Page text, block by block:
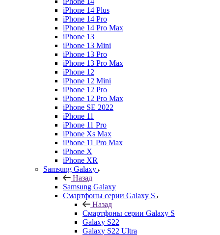
iPhone 14 Plus
iPhone 14 Pro
iPhone 14 Pro Max
iPhone 13
iPhone 13 Mini
iPhone 13 Pro
iPhone 13 Pro Max
iPhone 12
iPhone 12 Mini
iPhone 12 Pro
iPhone 12 Pro Max
iPhone SE 2022
iPhone 11
iPhone 11 Pro
iPhone Xs Max
iPhone 11 Pro Max
iPhone X
iPhone XR
Samsung Galaxy
Назад
Samsung Galaxy
Смартфоны серии Galaxy S
Назад
Смартфоны серии Galaxy S
Galaxy S22
Galaxy S22 Ultra